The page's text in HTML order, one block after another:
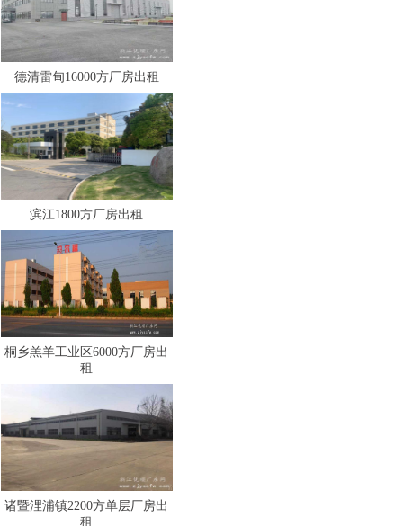
德清雷甸16000方厂房出租
滨江1800方厂房出租
桐乡羔羊工业区6000方厂房出
租
诸暨浬浦镇2200方单层厂房出
租